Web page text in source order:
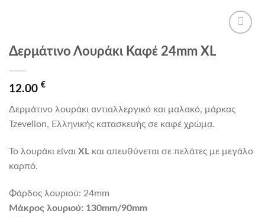
Προσθήκη
Δερμάτινο Λουράκι Καφέ 24mm XL
12.00 €
Δερμάτινο λουράκι αντιαλλεργικό και μαλακό, μάρκας
Tzevelion, Ελληνικής κατασκευής σε καφέ χρώμα.
Το λουράκι είναι XL και απευθύνεται σε πελάτες με μεγάλο
καρπό.
Φάρδος λουριού: 24mm
Mάκρος λουριού: 130mm/90mm